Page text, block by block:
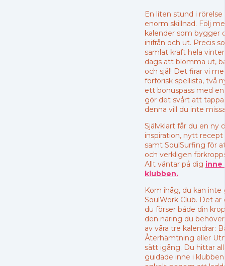
En liten stund i
enorm skillnad. Följ
kalender som bygger
inifrån och ut. Precis
samlat kraft hela
dags att blomma ut,
och själ! Det firar vi
förförisk spellista, två
ett bonuspass med
gör det svårt att tappa
denna vill du inte
Självklart får du en ny
inspiration, nytt
samt SoulSurfing för
och verkligen
Allt väntar på dig inne
klubben.
Kom ihåg, du kan inte
SoulWork Club. Det är
du förser både din
den näring du
av våra tre kalendrar:
Återhämtning eller
sätt igång. Du hittar
guidade inne i